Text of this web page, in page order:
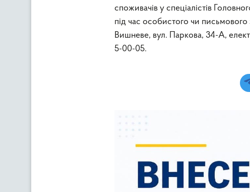
споживачів у спеціалістів
під час особистого чи
Вишневе, вул. Паркова, 34-А,
5-00-05.